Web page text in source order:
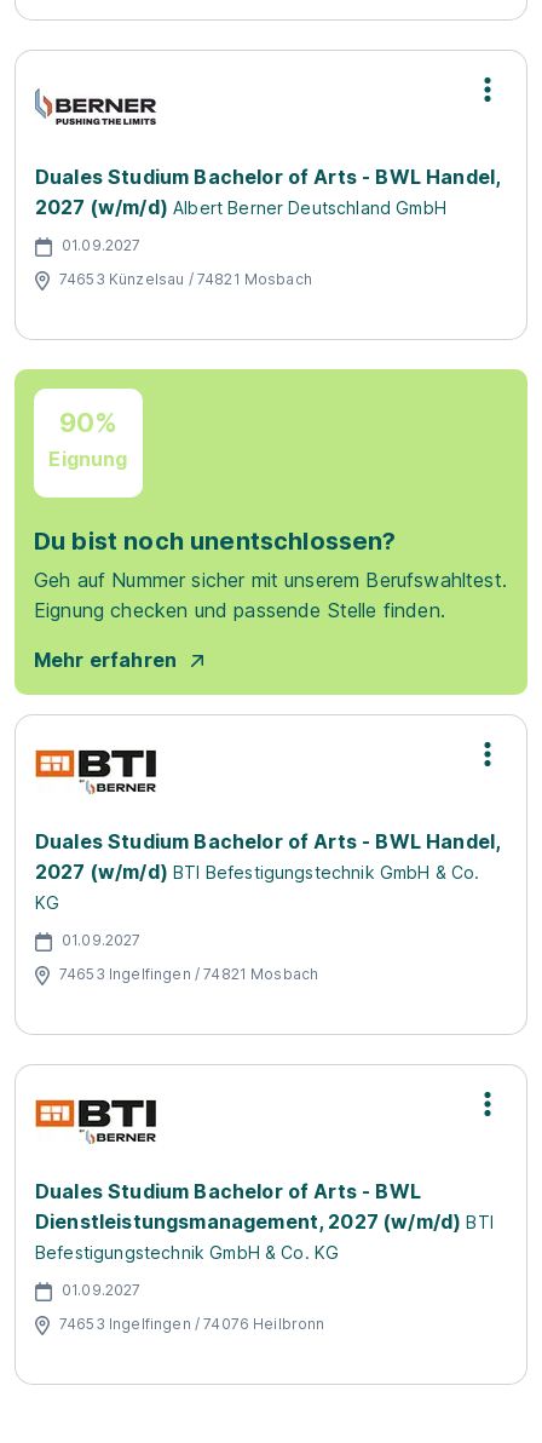
Duales Studium Bachelor of Arts - BWL Handel,
2027 (w/m/d) Albert Berner Deutschland GmbH
01.09.2027
74653 Künzelsau / 74821 Mosbach
90%
Eignung
Du bist noch unentschlossen?
Geh auf Nummer sicher mit unserem Berufswahltest.
Eignung checken und passende Stelle finden.
Mehr erfahren
Duales Studium Bachelor of Arts - BWL Handel,
2027 (w/m/d) BTI Befestigungstechnik GmbH & Co.
KG
01.09.2027
74653 Ingelfingen / 74821 Mosbach
Duales Studium Bachelor of Arts - BWL
Dienstleistungsmanagement, 2027 (w/m/d) BTI
Befestigungstechnik GmbH & Co. KG
01.09.2027
74653 Ingelfingen / 74076 Heilbronn